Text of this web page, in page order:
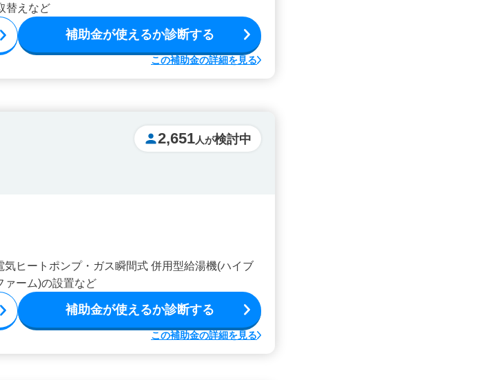
替えなど
補助金が使えるか診断する
この補助金の詳細を見る
2,651人が検討中
ヒートポンプ・ガス瞬間式 併用型給湯機(ハイブ
ァーム)の設置など
補助金が使えるか診断する
この補助金の詳細を見る